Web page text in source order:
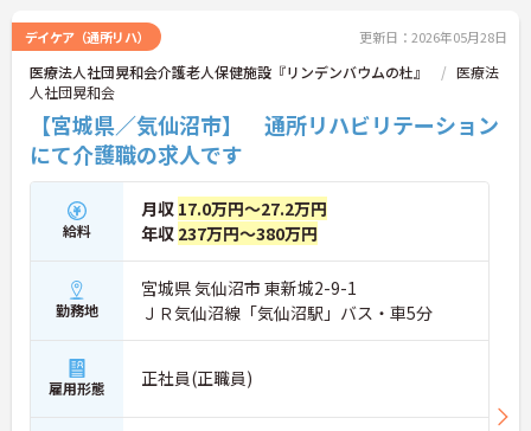
デイケア（通所リハ） 更新日：2026年05月28日
医療法人社団晃和会介護老人保健施設『リンデンバウムの杜』
医療法
人社団晃和会
【宮城県／気仙沼市】 通所リハビリテーション
にて介護職の求人です
給料
月収 17.0万円～27.2万円
年収 237万円～380万円
勤務地
宮城県 気仙沼市 東新城2-9-1
ＪＲ気仙沼線「気仙沼駅」バス・車5分
雇用形態 正社員(正職員)